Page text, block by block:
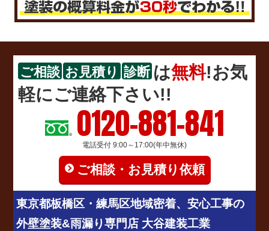
ご相談 お見積り 診断 は無料!お気
軽にご連絡下さい!!
0120-881-841
電話受付 9:00～17:00(年中無休)
ご相談・お見積り依頼
東京都板橋区・練馬区地域密着、安心工事の
外壁塗装&雨漏り専門店 大谷建装工業